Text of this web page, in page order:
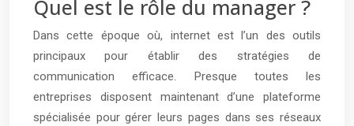
Quel est le rôle du manager ?
Dans cette époque où, internet est l’un des outils
principaux pour établir des stratégies de
communication efficace. Presque toutes les
entreprises disposent maintenant d’une plateforme
spécialisée pour gérer leurs pages dans ses réseaux